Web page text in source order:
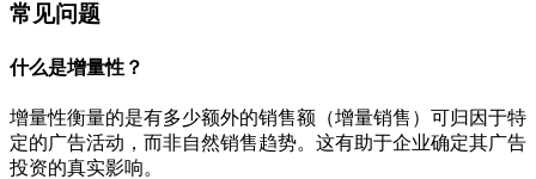
常见问题
什么是增量性？
增量性衡量的是有多少额外的销售额（增量销售）可归因于特
定的广告活动，而非自然销售趋势。这有助于企业确定其广告
投资的真实影响。